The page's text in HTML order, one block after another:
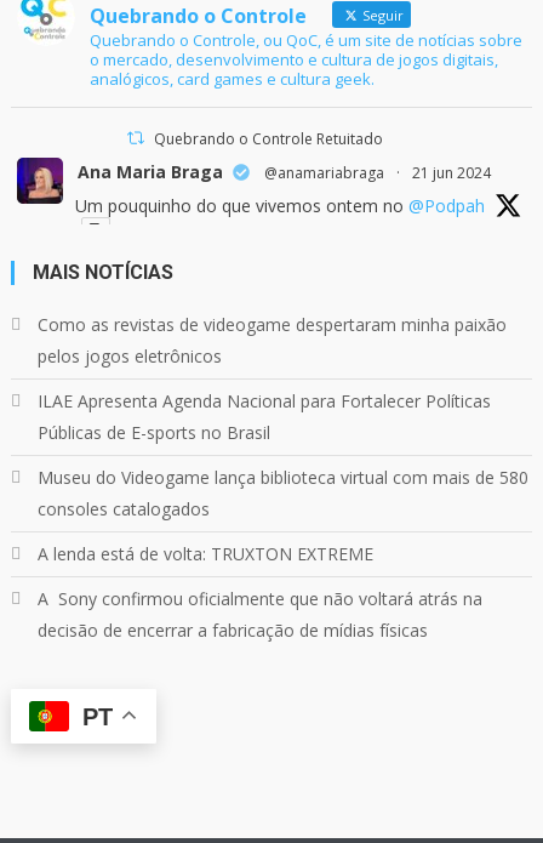
Quebrando o Controle Seguir
Quebrando o Controle, ou QoC, é um site de notícias sobre
o mercado, desenvolvimento e cultura de jogos digitais,
analógicos, card games e cultura geek.
Quebrando o Controle Retuitado
Ana Maria Braga @anamariabraga · 21 jun 2024
Um pouquinho do que vivemos ontem no @Podpah
Quebrando o Controle
Confira em nosso site o mais recente REVIEW de
Skull & Bones.
Mais em:
https://buff.ly/3yPhDN2
Carregar mais
MAIS NOTÍCIAS
Como as revistas de videogame despertaram minha paixão
pelos jogos eletrônicos
ILAE Apresenta Agenda Nacional para Fortalecer Políticas
Públicas de E-sports no Brasil
Museu do Videogame lança biblioteca virtual com mais de 580
consoles catalogados
A lenda está de volta: TRUXTON EXTREME
A Sony confirmou oficialmente que não voltará atrás na
decisão de encerrar a fabricação de mídias físicas
PT